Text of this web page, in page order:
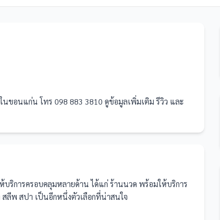
ขอนแก่น โทร 098 883 3810 ดูข้อมูลเพิ่มเติม รีวิว และ
บริการครอบคลุมหลายด้าน ได้แก่ ร้านนวด พร้อมให้บริการ
ลีพ สปา เป็นอีกหนึ่งตัวเลือกที่น่าสนใจ